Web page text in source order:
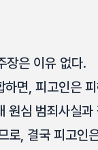
장은 이유 없다.
면, 피고인은
원심 범죄사실
로, 결국 피고인